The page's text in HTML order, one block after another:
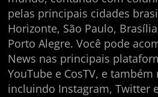
pelas principais cidades
Horizonte, São Paulo,
Porto Alegre. Você pode
News nas principais
YouTube e CosTV, e
incluindo Instagram, Twitter